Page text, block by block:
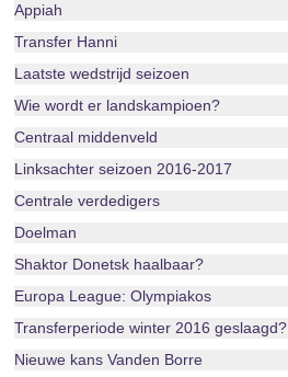
Appiah
Transfer Hanni
Laatste wedstrijd seizoen
Wie wordt er landskampioen?
Centraal middenveld
Linksachter seizoen 2016-2017
Centrale verdedigers
Doelman
Shaktor Donetsk haalbaar?
Europa League: Olympiakos
Transferperiode winter 2016 geslaagd?
Nieuwe kans Vanden Borre